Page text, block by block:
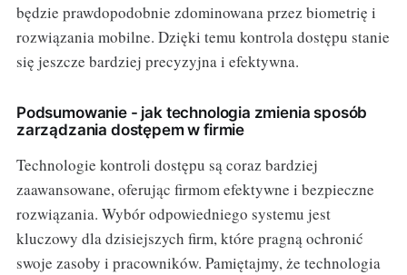
będzie prawdopodobnie zdominowana przez biometrię i
rozwiązania mobilne. Dzięki temu kontrola dostępu stanie
się jeszcze bardziej precyzyjna i efektywna.
Podsumowanie - jak technologia zmienia sposób
zarządzania dostępem w firmie
Technologie kontroli dostępu są coraz bardziej
zaawansowane, oferując firmom efektywne i bezpieczne
rozwiązania. Wybór odpowiedniego systemu jest
kluczowy dla dzisiejszych firm, które pragną ochronić
swoje zasoby i pracowników. Pamiętajmy, że technologia